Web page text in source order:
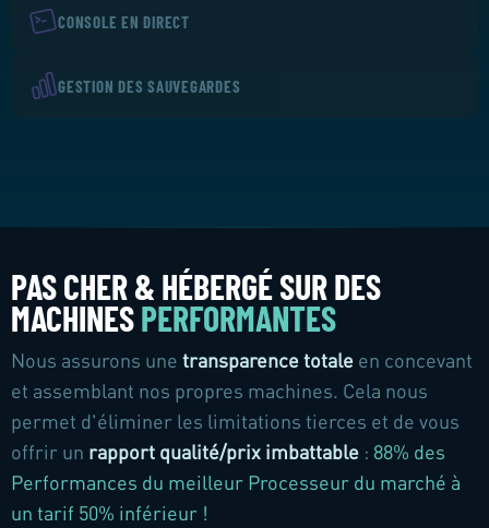
CONSOLE EN DIRECT
GESTION DES SAUVEGARDES
PAS CHER & HÉBERGÉ SUR DES
MACHINESPERFORMANTES
Nous assurons une transparence totale en concevant
et assemblant nos propres machines. Cela nous
permet d'éliminer les limitations tierces et de vous
offrir un rapport qualité/prix imbattable : 88% des
Performances du meilleur Processeur du marché à
un tarif 50% inférieur !